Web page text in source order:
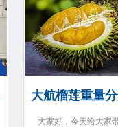
大航榴莲重量
大家好，今天给大家